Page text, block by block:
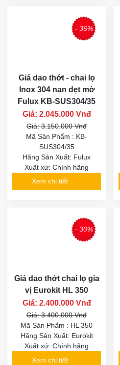
- 36%
Giá dao thớt - chai lọ
Inox 304 nan dẹt mờ
Fulux KB-SUS304/35
Giá: 2.045.000 Vnđ
Giá: 3.150.000 Vnđ
Mã Sản Phẩm : KB-
SUS304/35
Hãng Sản Xuất: Fulux
Xuất xứ: Chính hãng
Xem chi tiết
- 30%
Giá dao thớt chai lọ gia
vị Eurokit HL 350
Giá: 2.400.000 Vnđ
Giá: 3.400.000 Vnđ
Mã Sản Phẩm : HL 350
Hãng Sản Xuất: Eurokit
Xuất xứ: Chính hãng
Xem chi tiết